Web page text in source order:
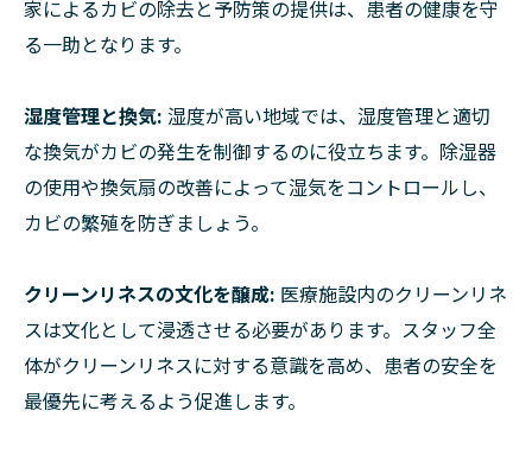
家によるカビの除去と予防策の提供は、患者の健康を守
る一助となります。
湿度管理と換気: 湿度が高い地域では、湿度管理と適切
な換気がカビの発生を制御するのに役立ちます。除湿器
の使用や換気扇の改善によって湿気をコントロールし、
カビの繁殖を防ぎましょう。
クリーンリネスの文化を醸成: 医療施設内のクリーンリネ
スは文化として浸透させる必要があります。スタッフ全
体がクリーンリネスに対する意識を高め、患者の安全を
最優先に考えるよう促進します。